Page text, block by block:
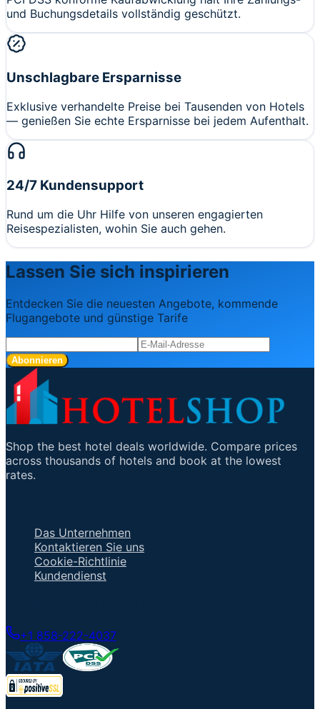
und Buchungsdetails vollständig geschützt.
Unschlagbare Ersparnisse
Exklusive verhandelte Preise bei Tausenden von Hotels
— genießen Sie echte Ersparnisse bei jedem Aufenthalt.
24/7 Kundensupport
Rund um die Uhr Hilfe von unseren engagierten
Reisespezialisten, wohin Sie auch gehen.
Lassen Sie sich inspirieren
Entdecken Sie die neuesten Angebote, kommende
Flugangebote und günstige Tarife
Abonnieren
Shop the best hotel deals worldwide. Compare prices
across thousands of hotels and book at the lowest
rates.
Das Unternehmen
Kontaktieren Sie uns
Cookie-Richtlinie
Kundendienst
+1 858-222-4037